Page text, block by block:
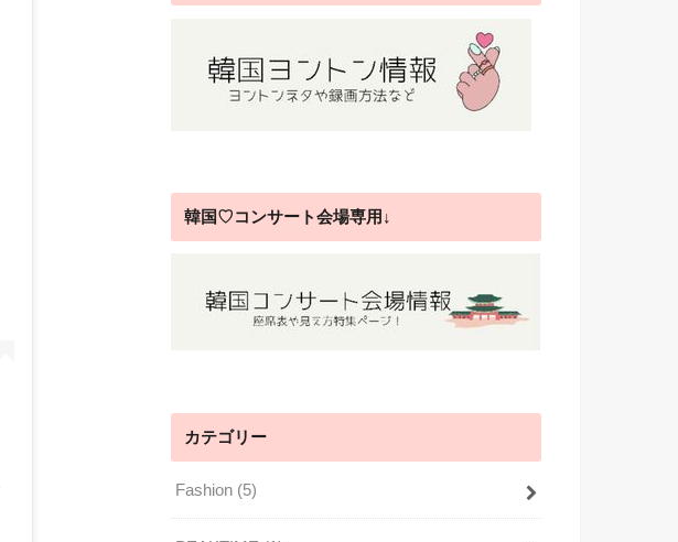
韓国♡コンサート会場専用↓
カテゴリー
Fashion (5)